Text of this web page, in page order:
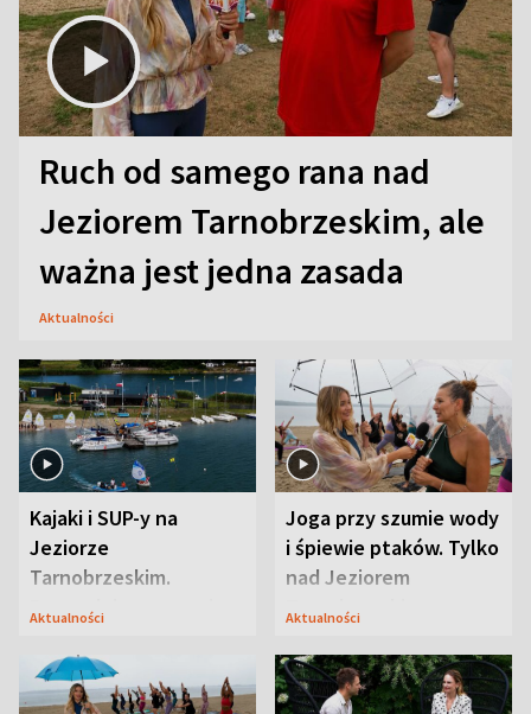
Ruch od samego rana nad
Jeziorem Tarnobrzeskim, ale
ważna jest jedna zasada
Aktualności
Kajaki i SUP-y na
Jeziorze
Tarnobrzeskim.
Przyrodnicy zwracają
Aktualności
Joga przy szumie wody
i śpiewie ptaków. Tylko
nad Jeziorem
Tarnobrzeskim
Aktualności